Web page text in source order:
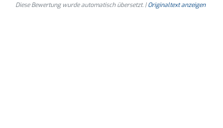
Diese Bewertung wurde automatisch übersetzt. |Originaltext anzeigen